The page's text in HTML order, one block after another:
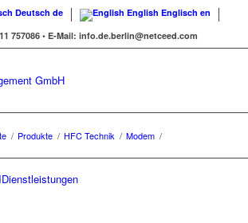
Deutsch de English Englisch en
757086 • E-Mail: info.de.berlin@netceed.com
Dienstleistungen
/ Produkte / HFC Technik / Modem /